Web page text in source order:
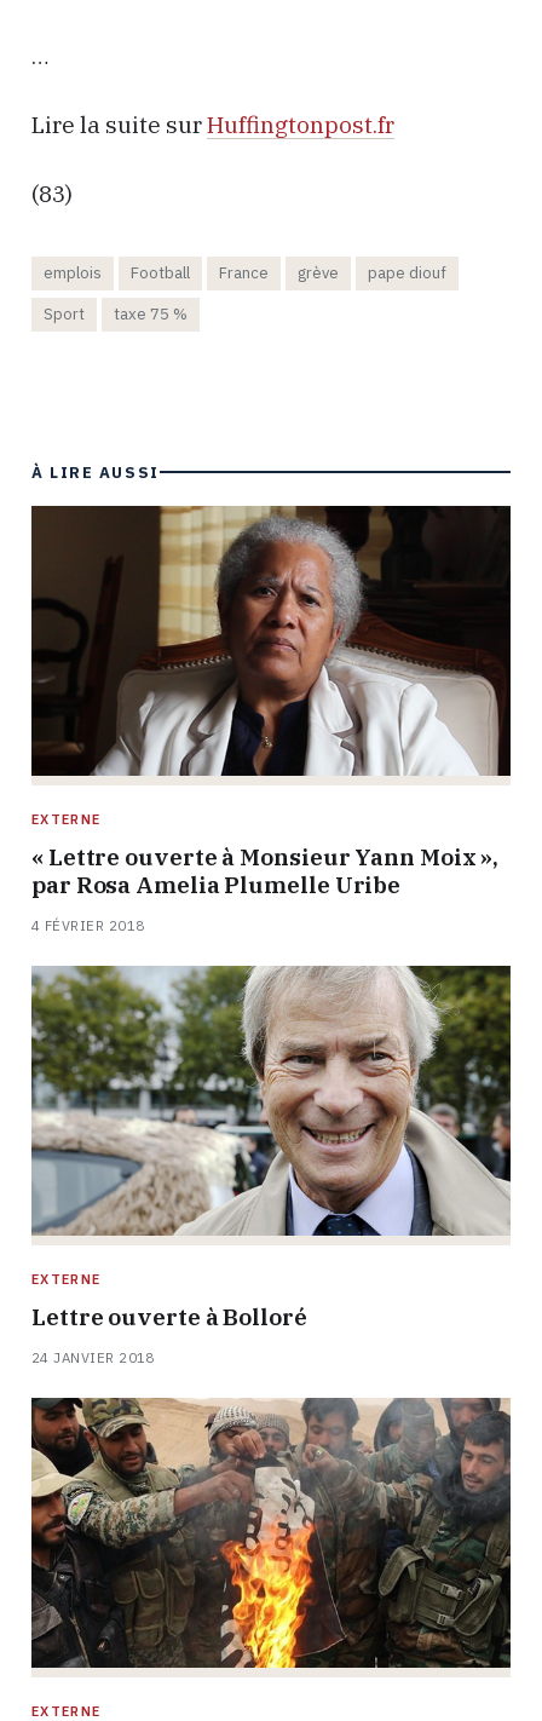
…
Lire la suite surHuffingtonpost.fr
(83)
emplois Football France grève
pape diouf
Sport
taxe 75 %
À LIRE AUSSI
EXTERNE
« Lettre ouverte à Monsieur Yann Moix »,
par Rosa Amelia Plumelle Uribe
4 FÉVRIER 2018
EXTERNE
Lettre ouverte à Bolloré
24 JANVIER 2018
EXTERNE